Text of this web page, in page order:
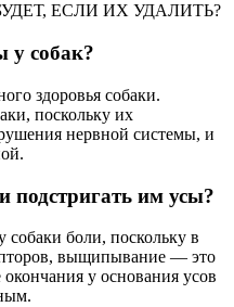
ЕСЛИ ИХ УДАЛИТЬ?
у собак?
здоровья собаки.
поскольку их
нервной системы, и
подстригать им усы?
собаки боли, поскольку в
выщипывание — это
у основания усов